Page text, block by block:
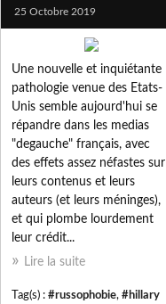
25 Octobre 2019
Une nouvelle et inquiétante
pathologie venue des Etats-
Unis semble aujourd'hui se
répandre dans les medias
"degauche" français, avec
des effets assez néfastes sur
leurs contenus et leurs
auteurs (et leurs méninges),
et qui plombe lourdement
leur crédit...
Lire la suite
Tag(s) : #russophobie, #hillary